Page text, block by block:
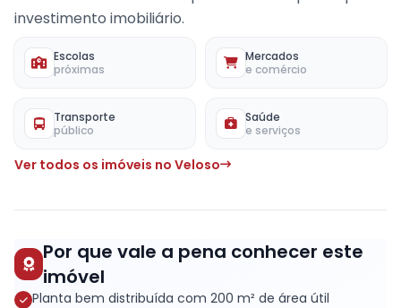
investimento imobiliário.
Escolas
próximas
Mercados
e comércio
Transporte
público
Saúde
e serviços
Ver todos os imóveis no Veloso
Por que vale a pena conhecer este
imóvel
Planta bem distribuída com 200 m² de área útil